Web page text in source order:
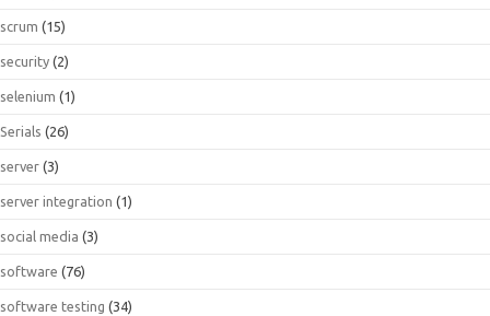
scrum (15)
security (2)
selenium (1)
Serials (26)
server (3)
server integration (1)
social media (3)
software (76)
software testing (34)